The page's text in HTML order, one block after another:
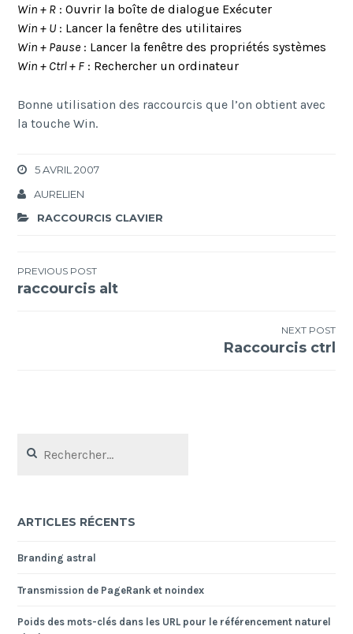
Win + R : Ouvrir la boîte de dialogue Exécuter
Win + U : Lancer la fenêtre des utilitaires
Win + Pause : Lancer la fenêtre des propriétés systèmes
Win + Ctrl + F : Rechercher un ordinateur
Bonne utilisation des raccourcis que l’on obtient avec
la touche Win.
5 AVRIL 2007
AURELIEN
RACCOURCIS CLAVIER
Navigation
PREVIOUS POST
raccourcis alt
NEXT POST
Raccourcis ctrl
ARTICLES RÉCENTS
Branding astral
Transmission de PageRank et noindex
Poids des mots-clés dans les URL pour le référencement naturel